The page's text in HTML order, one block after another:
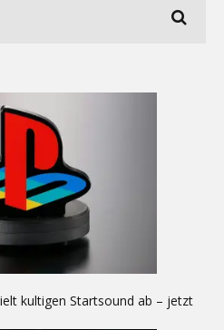
kultigen Startsound ab – jetzt